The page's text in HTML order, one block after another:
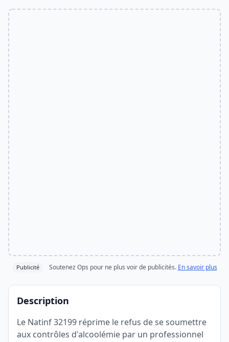
Publicité Soutenez Ops pour ne plus voir de publicités. En savoir plus
Description
Le Natinf 32199 réprime le refus de se soumettre
aux contrôles d'alcoolémie par un professionnel